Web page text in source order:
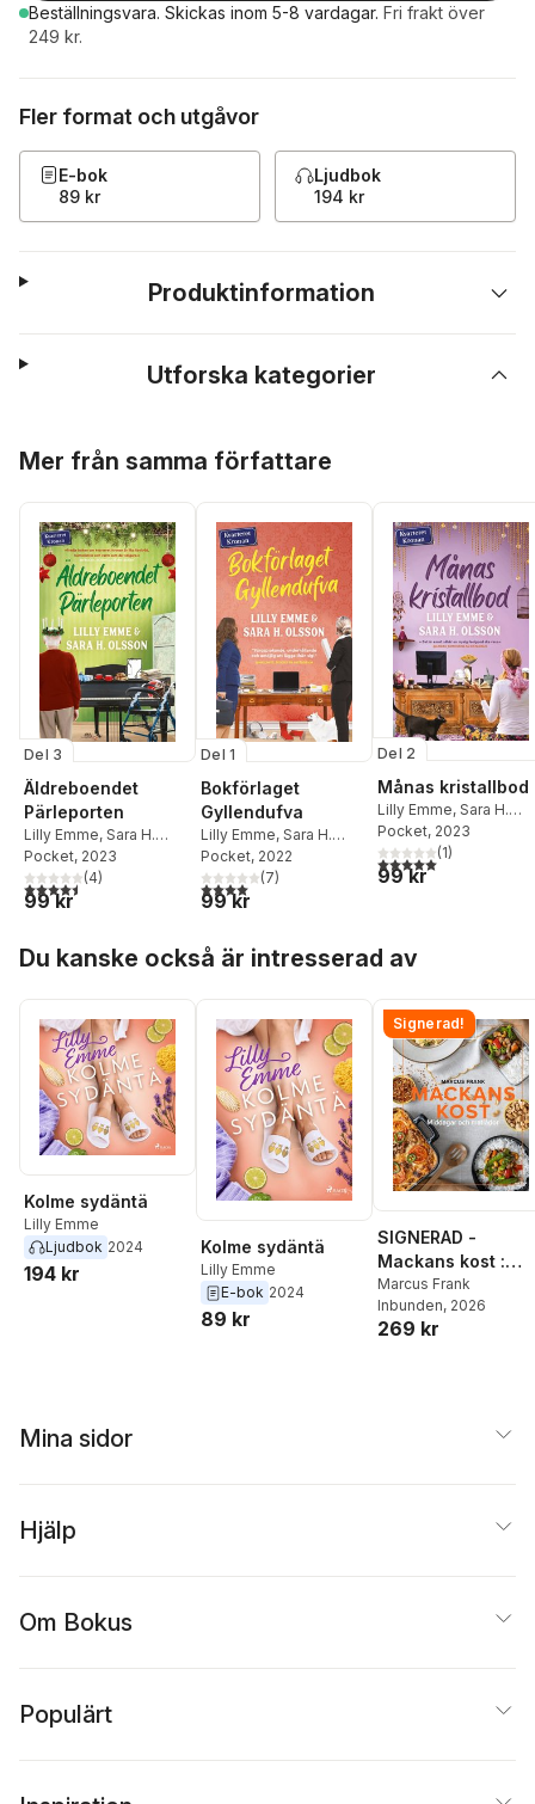
Beställningsvara. Skickas inom 5-8 vardagar. Fri frakt över
249 kr.
Fler format och utgåvor
E-bok
89 kr
Ljudbok
194 kr
Produktinformation
Utforska kategorier
Mer från samma författare
Del 3
Äldreboendet
Pärleporten
Lilly Emme, Sara H.
Olsson
Pocket, 2023
4,5utav 5 stjärnor. Totalt antal röster:
(4)
99 kr
Del 1
Bokförlaget
Gyllendufva
Lilly Emme, Sara H.
Olsson
Pocket, 2022
4,0utav 5 stjärnor. Totalt antal röster:
(7)
99 kr
Del 2
Månas kristallbod
Lilly Emme, Sara H.
Olsson
Pocket, 2023
5,0utav 5 stjärnor.
(1)
99 kr
Du kanske också är intresserad av
Kolme sydäntä
Lilly Emme
Ljudbok 2024
194 kr
Kolme sydäntä
Lilly Emme
E-bok 2024
89 kr
Signerad!
SIGNERAD -
Mackans kost :
Middagar och
matlådor
Marcus Frank
Inbunden, 2026
269 kr
Mina sidor
Hjälp
Om Bokus
Populärt